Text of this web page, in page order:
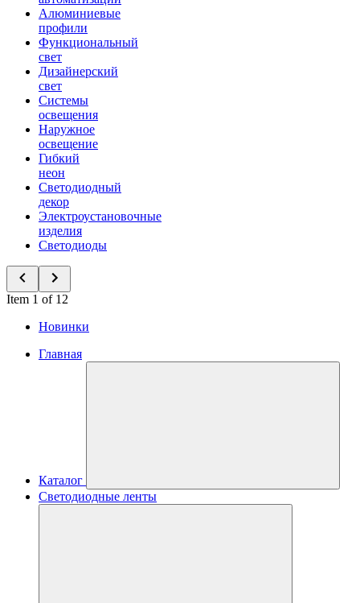
Алюминиевые
профили
Функциональный
свет
Дизайнерский
свет
Системы
освещения
Наружное
освещение
Гибкий
неон
Светодиодный
декор
Электроустановочные
изделия
Светодиоды
Item 1 of 12
Новинки
Главная
Каталог
Светодиодные ленты